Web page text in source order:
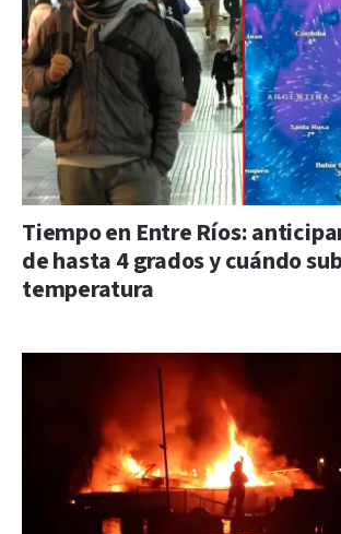
Tiempo en Entre Ríos:
de hasta 4 grados y cuándo
temperatura